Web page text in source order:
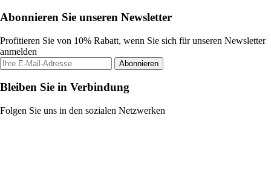
Abonnieren Sie unseren Newsletter
Profitieren Sie von 10% Rabatt, wenn Sie sich für unseren Newsletter
anmelden
Abonnieren
Bleiben Sie in Verbindung
Folgen Sie uns in den sozialen Netzwerken